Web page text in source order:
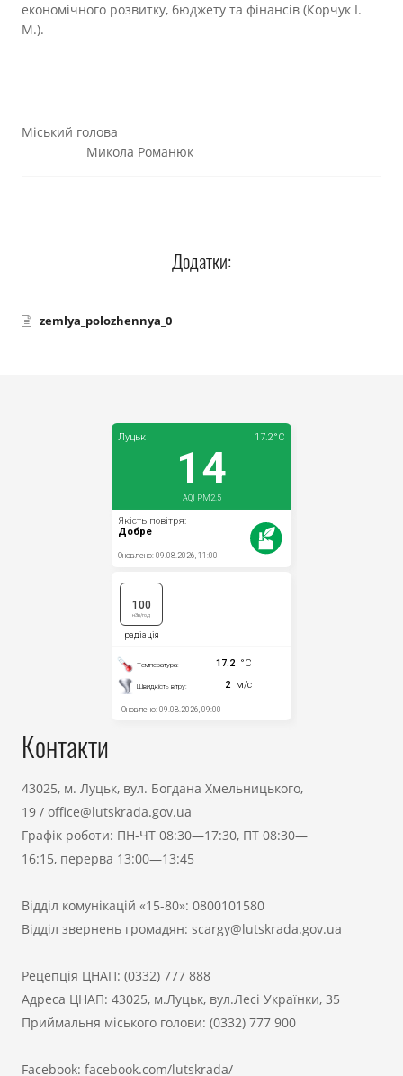
економічного розвитку, бюджету та фінансів (Корчук І.
М.).
Міський голова
Микола Романюк
Додатки:
zemlya_polozhennya_0
Контакти
43025, м. Луцьк, вул. Богдана Хмельницького,
19 / office@lutskrada.gov.ua
Графік роботи: ПН-ЧТ 08:30—17:30, ПТ 08:30—
16:15, перерва 13:00—13:45
Відділ комунікацій «15-80»: 0800101580
Відділ звернень громадян: scargy@lutskrada.gov.ua
Рецепція ЦНАП: (0332) 777 888
Адреса ЦНАП: 43025, м.Луцьк, вул.Лесі Українки, 35
Приймальня міського голови: (0332) 777 900
Facebook: facebook.com/lutskrada/